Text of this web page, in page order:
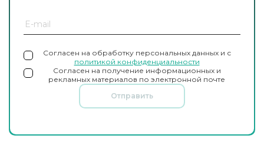
Согласен на обработку персональных данных и с
политикой конфиденциальности
Согласен на получение информационных и
рекламных материалов по электронной почте
Отправить